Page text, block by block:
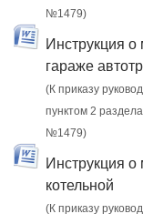
№1479)
Инструкция
гараже
(К приказу
пунктом 2
№1479)
Инструкция
котельной
(К приказу